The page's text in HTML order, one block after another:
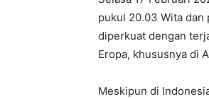
pukul 20.03 Wita dan
diperkuat dengan
Eropa, khususnya di
Meskipun di